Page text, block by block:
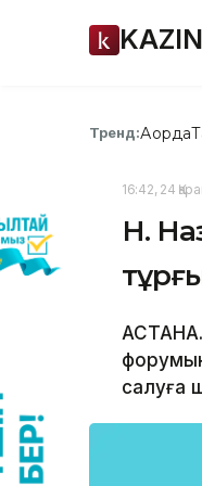
Тренд:Ақорда
16:42, 24
Н.
АСТАНА.
салуға